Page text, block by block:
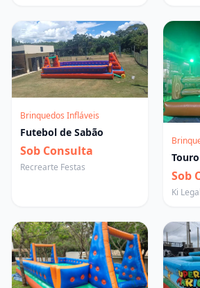
Brinquedos Infláveis
Futebol de Sabão
Sob Consulta
Recrearte Festas
Sob
Ki